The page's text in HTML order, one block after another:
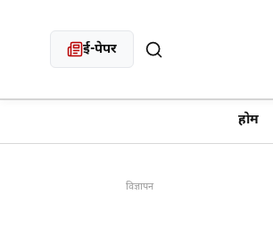
ई-पेपर
होम
विज्ञापन